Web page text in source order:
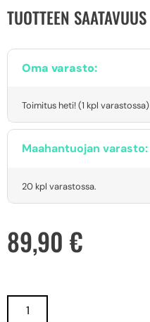
TUOTTEEN SAATAVUUS
Oma varasto:
Toimitus heti! (1 kpl varastossa)
Maahantuojan varasto:
20 kpl varastossa.
89,90 €